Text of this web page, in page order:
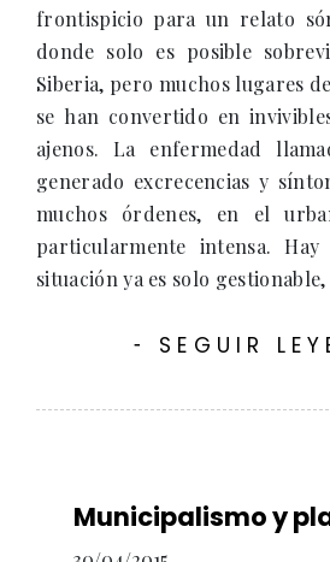
frontispicio para un relato
donde solo es posible
Siberia, pero muchos lugares
se han convertido en
ajenos. La enfermedad
generado excrecencias y
muchos órdenes, en el
particularmente intensa.
situación ya es solo
- SEGUIR
Municipalismo y